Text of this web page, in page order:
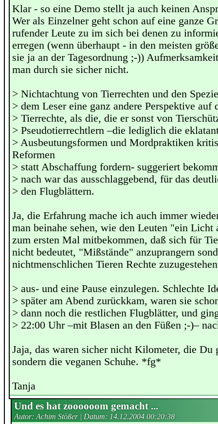
Klar - so eine Demo stellt ja auch keinen
Wer als Einzelner geht schon auf eine ganze
rufender Leute zu im sich bei denen zu
erregen (wenn überhaupt - in den meisten
sie ja an der Tagesordnung ;-))
man durch sie sicher nicht.
> Nichtachtung von Tierrechten und den
> dem Leser eine ganz andere Perspektive auf
> Tierrechte, als die, die er sonst von
> Pseudotierrechtlern –die lediglich die
> Ausbeutungsformen und Mordpraktiken
Reformen
> statt Abschaffung fordern- suggeriert
> nach war das ausschlaggebend, für das
> den Flugblättern.
Ja, die Erfahrung mache ich auch immer
man beinahe sehen, wie den Leuten "ein Licht
zum ersten Mal mitbekommen, daß sich für
nicht bedeutet, "Mißstände" anzuprangern
nichtmenschlichen Tieren Rechte
> aus- und eine Pause einzulegen. Schlechte
> später am Abend zurückkam, waren sie
> dann noch die restlichen Flugblätter, und
> 22:00 Uhr –mit Blasen an den Füßen ;-)–
Jaja, das waren sicher nicht Kilometer, die Du
sondern die veganen Schuhe. *fg*
Tanja
Und es hat zoooooom gemacht ...
Autor: Achim Stößer | Datum: 14.12.2004 00:20:38